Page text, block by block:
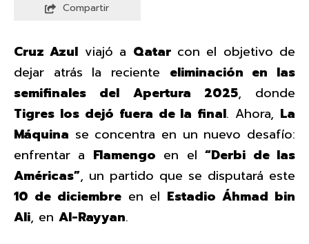
Compartir
Cruz Azul viajó a Qatarcon el objetivo de
dejar atrás la reciente eliminación en las
semifinales del Apertura 2025, donde
Tigres los dejó fuera de la final. Ahora, La
Máquina se concentra en un nuevo desafío:
enfrentar a Flamengo en el“Derbi de las
Américas”, un partido que se disputará este
10 de diciembreen el Estadio Áhmad bin
Ali, en Al-Rayyan.